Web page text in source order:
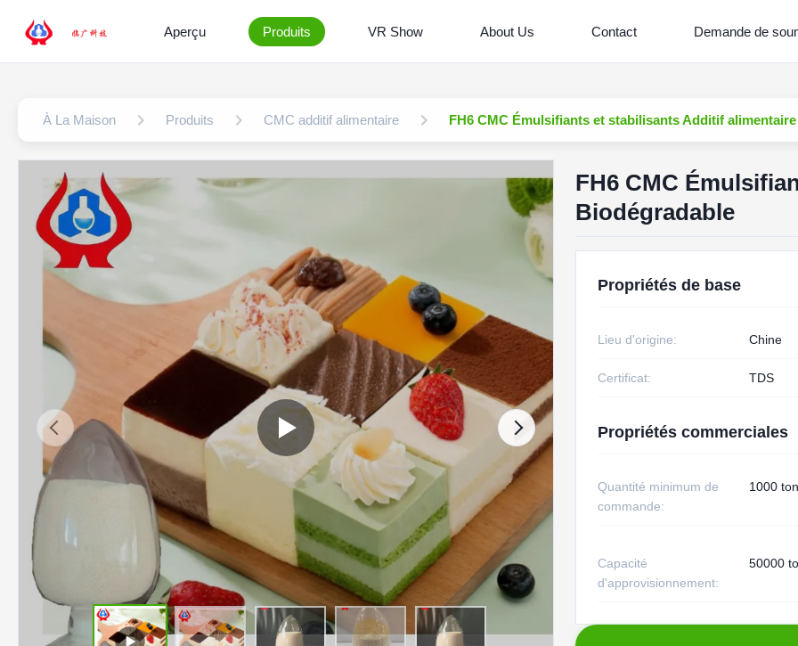
Aperçu Produits VR Show About Us Contact Demande de
À La Maison Produits CMC additif alimentaire FH6 CMC Émulsifiants et stabilisants Additif
FH6 CMC
Biodégradable
Propriétés de base
Lieu d'origine: Chine
Certificat: TDS
Propriétés commerciales
Quantité minimum de
commande:
1000
Capacité
d'approvisionnement:
50000